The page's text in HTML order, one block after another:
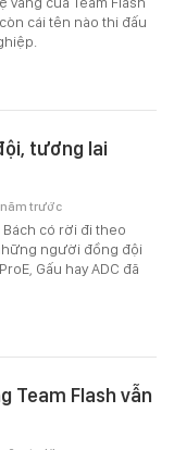
cái tên nào thi đấu
tương lai
Bách có rời đi theo
người đồng đội
Gấu hay ADC đã
trước
Team Flash vẫn